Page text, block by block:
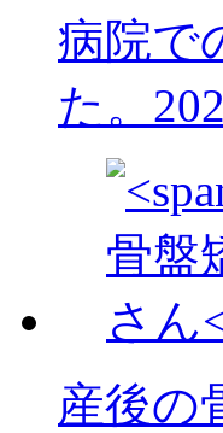
病院で
た。
産後の